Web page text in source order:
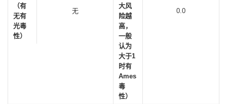
（有
无有
光毒
性）
无
大风
险越
高，
一般
认为
大于1
时有
Ames
毒
性）
0.0